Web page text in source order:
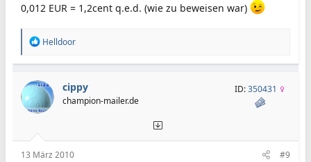
0,012 EUR = 1,2cent q.e.d. (wie zu beweisen war)
R
a
t
o
n
:
Helldoor
cippy
champion-mailer.de
ID:350431
13 März 2010 #9